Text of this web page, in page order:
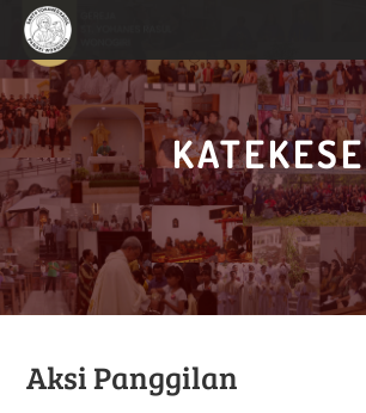
KATEKESE
Aksi Panggilan
PROFIL PAROKI
KATEKESE
PELAYANAN
BERITA PAROKI